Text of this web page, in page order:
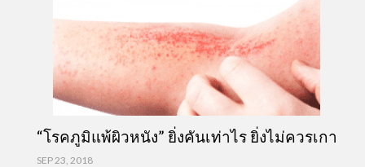
“โรคภูมิแพ้ผิวหนัง” ยิ่งคันเท่าไร ยิ่งไม่ควรเกา
SEP 23, 2018